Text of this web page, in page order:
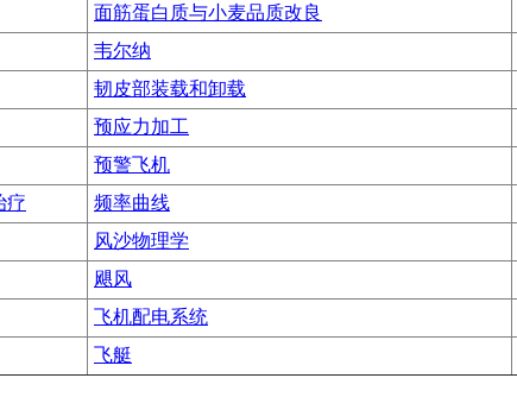
面筋蛋白质与小麦品质改良
韦尔纳
韧皮部装载和卸载
预应力加工
预警飞机
疗 频率曲线
风沙物理学
飓风
飞机配电系统
飞艇